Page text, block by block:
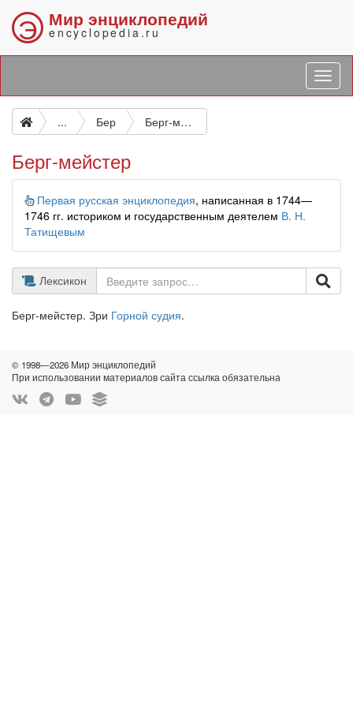
Э Мир энциклопедий
encyclopedia.ru
... Бер Берг-мейстер
Берг-мейстер
Информация
Первая русская энциклопедия, написанная в 1744—
1746 гг. историком и государственным деятелем В. Н.
Татищевым
Лексикон
Берг-мейстер. Зри Горной судия.
© 1998—2026 Мир энциклопедий
При использовании материалов сайта ссылка обязательна